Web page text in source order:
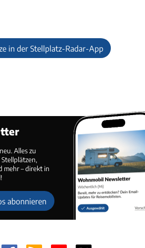
in der Stellplatz-Radar-App
Alles zu
mehr – direkt in
abonnieren